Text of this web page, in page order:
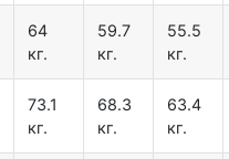
64
кг.
59.7
кг.
55.5
кг.
73.1
кг.
68.3
кг.
63.4
кг.